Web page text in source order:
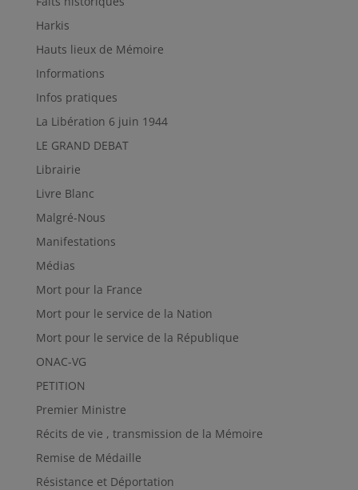
Harkis
Hauts lieux de Mémoire
Informations
Infos pratiques
La Libération 6 juin 1944
LE GRAND DEBAT
Librairie
Livre Blanc
Malgré-Nous
Manifestations
Médias
Mort pour la France
Mort pour le service de la Nation
Mort pour le service de la République
ONAC-VG
PETITION
Premier Ministre
Récits de vie , transmission de la Mémoire
Remise de Médaille
Résistance et Déportation